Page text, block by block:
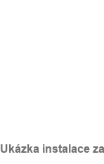
Ukázka instalace